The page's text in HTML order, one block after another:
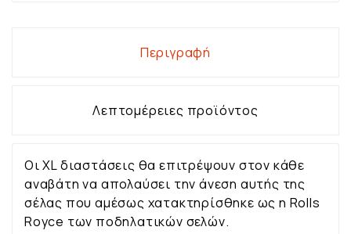
Περιγραφή
Λεπτομέρειες προϊόντος
Οι XL διαστάσεις θα επιτρέψουν στον κάθε
αναβάτη να απολαύσει την άνεση αυτής της
σέλας που αμέσως χατακτηρίσθηκε ως η Rolls
Royce των ποδηλατικών σελών.